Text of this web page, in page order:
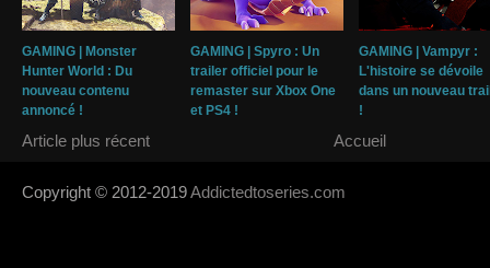
GAMING | Monster
Hunter World : Du
nouveau contenu
annoncé !
GAMING | Spyro : Un
trailer officiel pour le
remaster sur Xbox One
et PS4 !
GAMING | Vampyr :
L'histoire se dévoile
dans un nouveau
!
Article plus récent Accueil
Copyright © 2012-2019Addictedtoseries.com